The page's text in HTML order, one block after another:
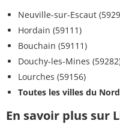
Neuville-sur-Escaut
Hordain (59111)
Bouchain (59111)
Douchy-les-Mines
Lourches (59156)
Toutes les villes du Nord
En savoir plus sur